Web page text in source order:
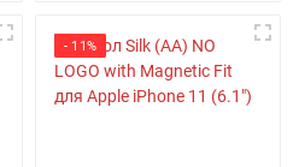
- 11%